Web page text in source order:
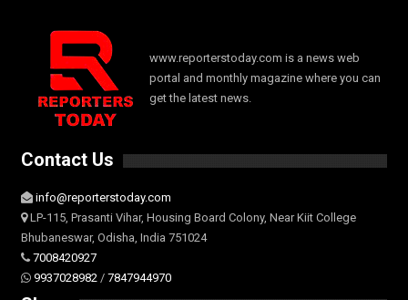
www.reporterstoday.com is a news web
portal and monthly magazine where you can
get the latest news.
Contact Us
info@reporterstoday.com
LP-115, Prasanti Vihar, Housing Board Colony, Near Kiit College
Bhubaneswar, Odisha, India 751024
7008420927
9937028982 / 7847944970